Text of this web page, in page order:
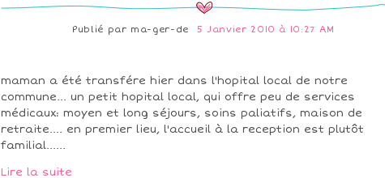
Publié par ma-ger-de 5 Janvier 2010 à 10:27 AM
maman a été transfére hier dans l'hopital local de notre
commune... un petit hopital local, qui offre peu de services
médicaux: moyen et long séjours, soins paliatifs, maison de
retraite.... en premier lieu, l'accueil à la reception est plutôt
familial......
Lire la suite